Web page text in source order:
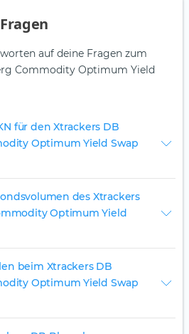
auf deine Fragen zum
Commodity Optimum Yield
für den Xtrackers DB
Optimum Yield Swap
des Xtrackers
Optimum Yield
beim Xtrackers DB
Optimum Yield Swap